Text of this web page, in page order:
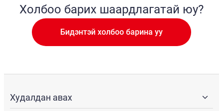
Холбоо барих шаардлагатай юу?
Бидэнтэй холбоо барина уу
Худалдан авах